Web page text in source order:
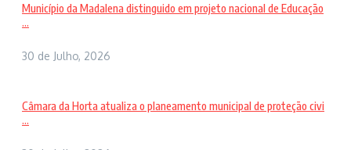
Município da Madalena distinguido em projeto nacional de Educação
...
30 de Julho, 2026
Câmara da Horta atualiza o planeamento municipal de proteção civi
...